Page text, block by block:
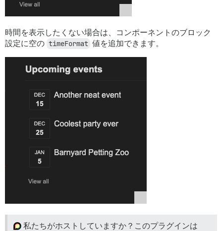
時間を表示したくない場合は、コンポーネントのブロック
設定に空の timeFormat 値を追加できます。
私たちがホストしていますか？このプラグインは